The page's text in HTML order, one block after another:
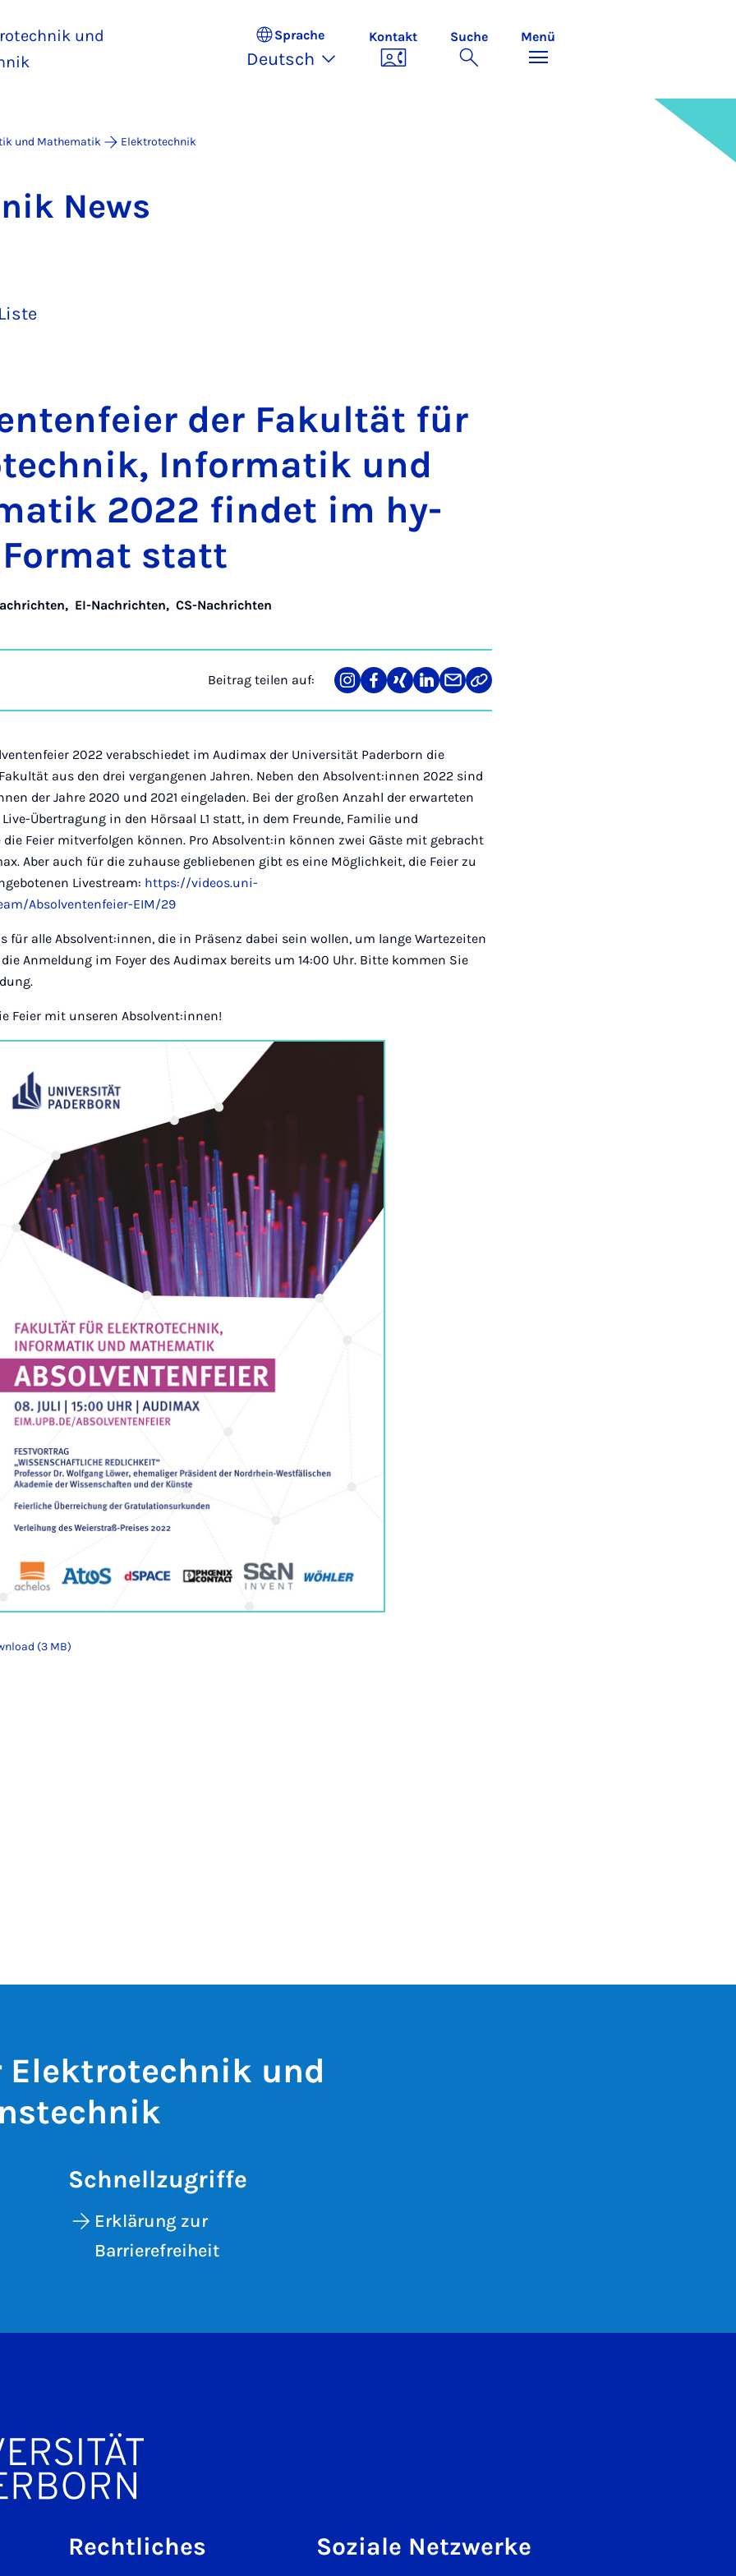
und
Sprache
Deutsch
Kontakt Suche Menü
und Mathematik Elektrotechnik
News
der Fa­kul­tät für
In­for­ma­tik und
2022 fin­det im hy­
statt
, EI-Nachrichten,CS-Nachrichten
Beitrag teilen auf:
Teilen
auf
Teilen
auf
Teilen
auf
Teilen
auf
Teilen
über
Link
kopieren
2022 verabschiedet im Audimax der Universität Paderborn die
aus den drei vergangenen Jahren. Neben den Absolvent:innen 2022 sind
der Jahre 2020 und 2021 eingeladen. Bei der großen Anzahl der erwarteten
Übertragung in den Hörsaal L1 statt, in dem Freunde, Familie und
Feier mitverfolgen können. Pro Absolvent:in können zwei Gäste mit gebracht
Aber auch für die zuhause gebliebenen gibt es eine Möglichkeit, die Feier zu
Livestream: https://videos.uni-
Absolventenfeier-EIM/29
für alle Absolvent:innen, die in Präsenz dabei sein wollen, um lange Wartezeiten
Anmeldung im Foyer des Audimax bereits um 14:00 Uhr. Bitte kommen Sie
Feier mit unseren Absolvent:innen!
(3 MB)
und
Schnellzugriffe
Erklärung zur
Barrierefreiheit
Rechtliches Soziale Netzwerke